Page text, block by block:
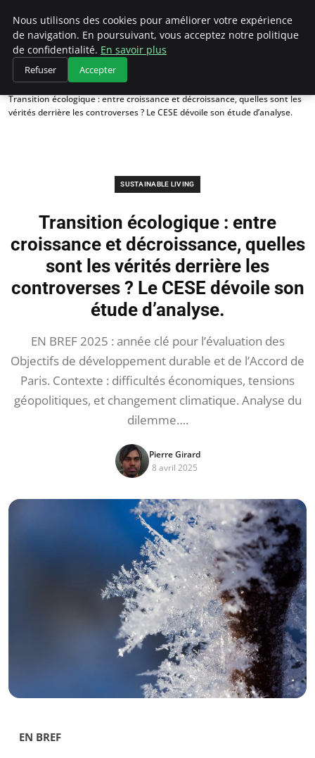
Climategatecountryclub.com
Accueil
Sustainable Living
Transition écologique : entre croissance et décroissance, quelles sont les
vérités derrière les controverses ? Le CESE dévoile son étude d’analyse.
SUSTAINABLE LIVING
Transition écologique : entre
croissance et décroissance, quelles
sont les vérités derrière les
controverses ? Le CESE dévoile son
étude d’analyse.
EN BREF 2025 : année clé pour l’évaluation des
Objectifs de développement durable et de l’Accord de
Paris. Contexte : difficultés économiques, tensions
géopolitiques, et changement climatique. Analyse du
dilemme….
Pierre Girard
8 avril 2025
EN BREF
Nous utilisons des cookies pour améliorer votre expérience
de navigation. En poursuivant, vous acceptez notre politique
de confidentialité. En savoir plus
Refuser Accepter